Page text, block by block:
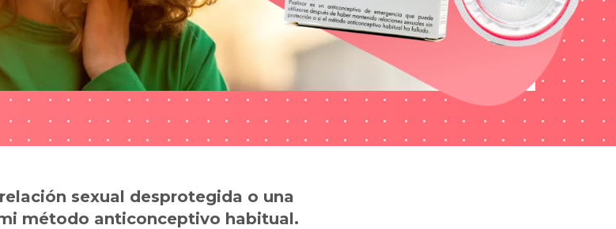
sexual desprotegida o una
método anticonceptivo habitual.